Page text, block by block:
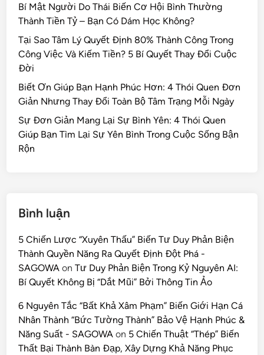
Bí Mật Người Do Thái Biến Cơ Hội Bình Thường
Thành Tiền Tỷ – Bạn Có Dám Học Không?
Tại Sao Tâm Lý Quyết Định 80% Thành Công Trong
Công Việc Và Kiếm Tiền? 5 Bí Quyết Thay Đổi Cuộc
Đời
Biết Ơn Giúp Bạn Hạnh Phúc Hơn: 4 Thói Quen Đơn
Giản Nhưng Thay Đổi Toàn Bộ Tâm Trạng Mỗi Ngày
Sự Đơn Giản Mang Lại Sự Bình Yên: 4 Thói Quen
Giúp Bạn Tìm Lại Sự Yên Bình Trong Cuộc Sống Bận
Rộn
Bình luận
5 Chiến Lược “Xuyên Thấu” Biến Tư Duy Phản Biện
Thành Quyền Năng Ra Quyết Định Đột Phá -
SAGOWA onTư Duy Phản Biện Trong Kỷ Nguyên AI:
Bí Quyết Không Bị “Dắt Mũi” Bởi Thông Tin Ảo
6 Nguyên Tắc “Bất Khả Xâm Phạm” Biến Giới Hạn Cá
Nhân Thành “Bức Tường Thành” Bảo Vệ Hạnh Phúc &
Năng Suất - SAGOWA on 5 Chiến Thuật “Thép” Biến
Thất Bại Thành Bàn Đạp, Xây Dựng Khả Năng Phục